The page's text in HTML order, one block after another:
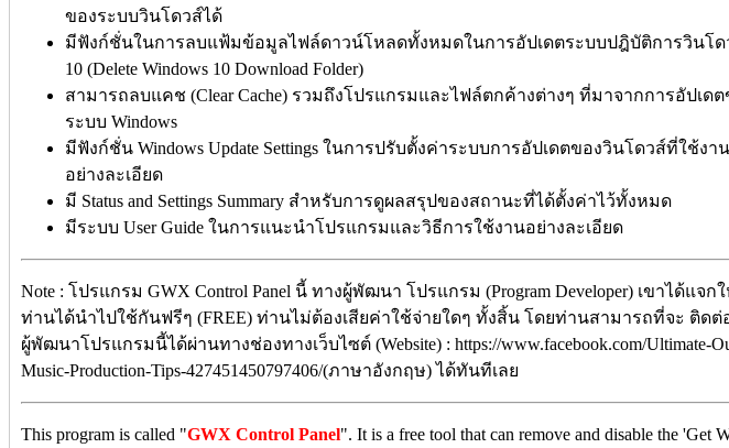
ของระบบวินโดวส์ได้
มีฟังก์ชั่นในการลบแฟ้มข้อมูลไฟล์ดาวน์โหลดทั้งหมดในการอัปเดตระบบปฎิบัติการวินโด
10 (Delete Windows 10 Download Folder)
สามารถลบแคช (Clear Cache) รวมถึงโปรแกรมและไฟล์ตกค้างต่างๆ ที่มาจากการอัปเดต
ระบบ Windows
มีฟังก์ชั่น Windows Update Settings ในการปรับตั้งค่าระบบการอัปเดตของวินโดวส์ที่ใช้งา
อย่างละเอียด
มี Status and Settings Summary สำหรับการดูผลสรุปของสถานะที่ได้ตั้งค่าไว้ทั้งหมด
มีระบบ User Guide ในการแนะนำโปรแกรมและวิธีการใช้งานอย่างละเอียด
Note : โปรแกรม GWX Control Panel นี้ ทางผู้พัฒนา โปรแกรม (Program Developer) เขาได้แจก
ท่านได้นำไปใช้กันฟรีๆ (FREE) ท่านไม่ต้องเสียค่าใช้จ่ายใดๆ ทั้งสิ้น โดยท่านสามารถที่จะ ติดต่
ผู้พัฒนาโปรแกรมนี้ได้ผ่านทางช่องทางเว็บไซต์ (Website) : https://www.facebook.com/Ultimate-
Music-Production-Tips-427451450797406/(ภาษาอังกฤษ) ได้ทันทีเลย
This program is called "GWX Control Panel". It is a free tool that can remove and disable the 'Get